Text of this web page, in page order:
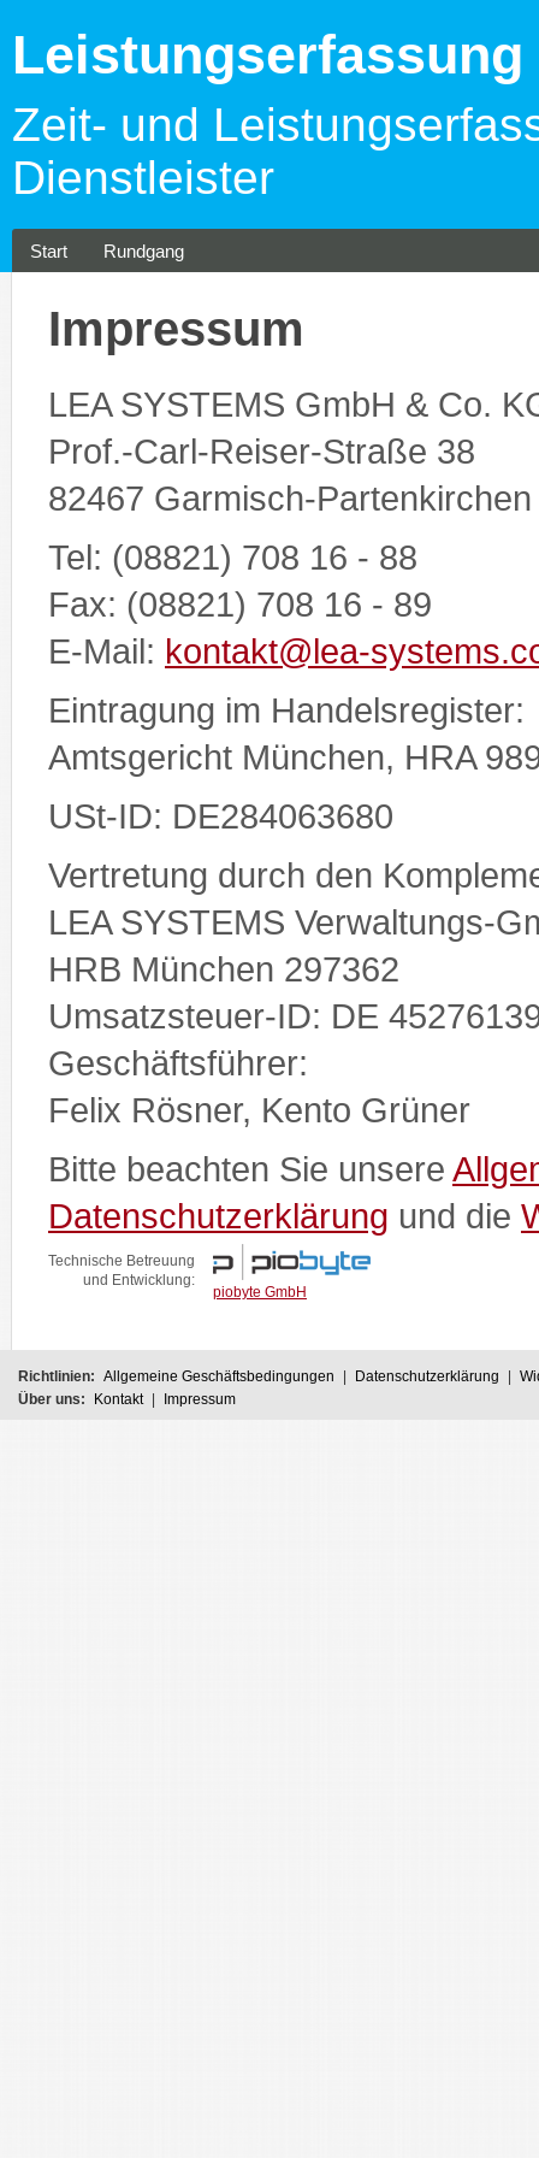
Leistungserfassung
Zeit- und
Dienstleister
Start Rundgang
Impressum
LEA SYSTEMS GmbH & Co.
Prof.-Carl-Reiser-Straße 38
82467 Garmisch-Partenkirchen
Tel: (08821) 708 16 - 88
Fax: (08821) 708 16 - 89
E-Mail: kontakt@lea-
Eintragung im Handelsregister:
Amtsgericht München, HRA
USt-ID: DE284063680
Vertretung durch den
LEA SYSTEMS Verwaltungs-
HRB München 297362
Umsatzsteuer-ID: DE
Geschäftsführer:
Felix Rösner, Kento Grüner
Bitte beachten Sie unsere
Datenschutzerklärung und die
Technische Betreuung
und Entwicklung:
piobyte GmbH
Richtlinien: Allgemeine Geschäftsbedingungen Datenschutzerklärung
Über uns:
Kontakt Impressum